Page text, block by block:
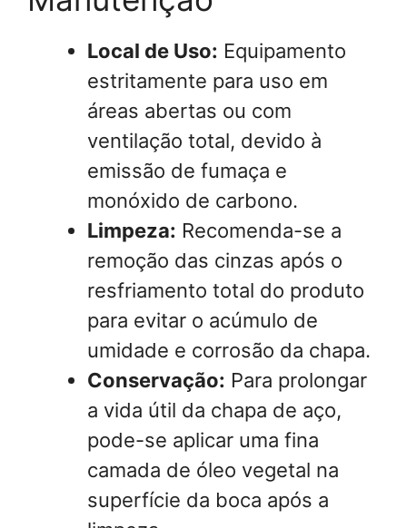
Local de Uso: Equipamento
estritamente para uso em
áreas abertas ou com
ventilação total, devido à
emissão de fumaça e
monóxido de carbono.
Limpeza: Recomenda-se a
remoção das cinzas após o
resfriamento total do produto
para evitar o acúmulo de
umidade e corrosão da chapa.
Conservação: Para prolongar
a vida útil da chapa de aço,
pode-se aplicar uma fina
camada de óleo vegetal na
superfície da boca após a